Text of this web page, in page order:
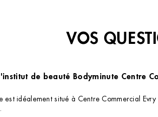
VOS
de beauté Bodyminute Centre
idéalement situé à Centre Commercial